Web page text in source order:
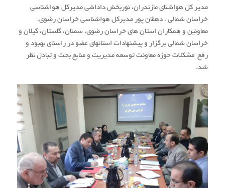
مدیر کل هواشنای مازندران، نوربخش داداشی مدیرکل هواشناسی
خراسان شمالی ، دهقان پور مدیرکل هواشناسی خراسان رضوی،
معاونین و همکاران استان های خراسان رضوی، سمنان، گلستان، گیلان و
خراسان شمالی برگزار و پیشنهادات استانهای عضو در راستای بهبود و
رفع مشکلات حوزه معاونت توسعه مدیریت و منابع بحث و تبادل نظر
شد.